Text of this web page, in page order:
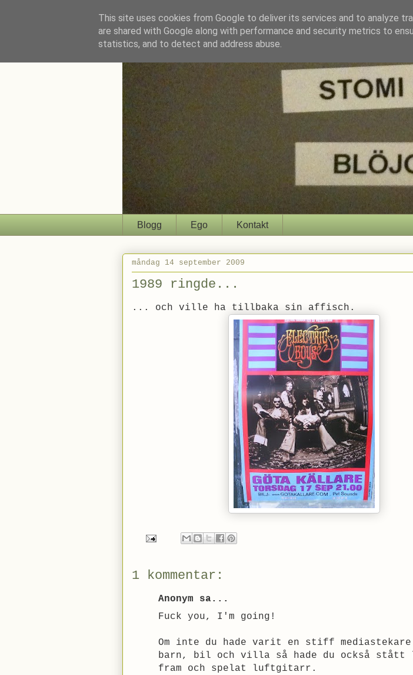
Blogg Ego Kontakt
måndag 14 september 2009
1989 ringde...
... och ville ha tillbaka sin affisch.
1 kommentar:
Anonym sa...
Fuck you, I'm going!
Om inte du hade varit en stiff mediastekare
barn, bil och villa så hade du också stått
fram och spelat luftgitarr.
This site uses cookies from Google to deliver its services and to analyze
are shared with Google along with performance and security metrics to
statistics, and to detect and address abuse.